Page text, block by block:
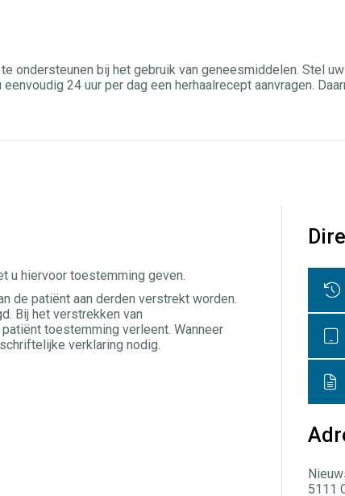
ondersteunen bij het gebruik van geneesmiddelen. Stel
24 uur per dag een herhaalrecept aanvragen.
u hiervoor toestemming geven.
de patiënt aan derden verstrekt worden.
Bij het verstrekken van
toestemming verleent. Wanneer
verklaring nodig.
5111